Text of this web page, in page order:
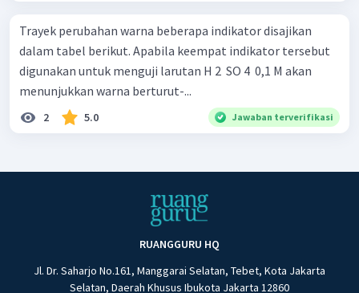
Trayek perubahan warna beberapa indikator disajikan
dalam tabel berikut. Apabila keempat indikator tersebut
digunakan untuk menguji larutan H 2 ​ SO 4 ​ 0,1 M akan
menunjukkan warna berturut-...
2 5.0 Jawaban terverifikasi
RUANGGURU HQ
Jl. Dr. Saharjo No.161, Manggarai Selatan, Tebet, Kota Jakarta
Selatan, Daerah Khusus Ibukota Jakarta 12860